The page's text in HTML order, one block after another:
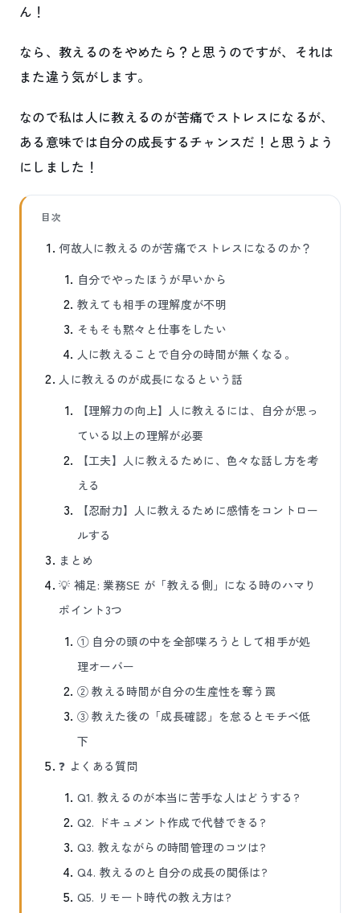
ん！
なら、教えるのをやめたら？と思うのですが、それは
また違う気がします。
なので私は人に教えるのが苦痛でストレスになるが、
ある意味では自分の成長するチャンスだ！と思うよう
にしました！
目次
何故人に教えるのが苦痛でストレスになるのか？
自分でやったほうが早いから
教えても相手の理解度が不明
そもそも黙々と仕事をしたい
人に教えることで自分の時間が無くなる。
人に教えるのが成長になるという話
【理解力の向上】人に教えるには、自分が思っ
ている以上の理解が必要
【工夫】人に教えるために、色々な話し方を考
える
【忍耐力】人に教えるために感情をコントロー
ルする
まとめ
💡 補足: 業務SE が「教える側」になる時のハマり
ポイント3つ
① 自分の頭の中を全部喋ろうとして相手が処
理オーバー
② 教える時間が自分の生産性を奪う罠
③ 教えた後の「成長確認」を怠るとモチベ低
下
❓ よくある質問
Q1. 教えるのが本当に苦手な人はどうする?
Q2. ドキュメント作成で代替できる?
Q3. 教えながらの時間管理のコツは?
Q4. 教えるのと自分の成長の関係は?
Q5. リモート時代の教え方は?